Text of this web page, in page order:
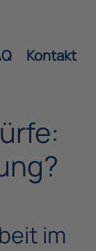
Kontakt
im